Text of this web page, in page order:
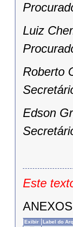
Luiz
Roberto
Edson
Este
Exibir Label do